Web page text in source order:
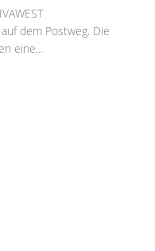
dem Postweg. Die
eine...